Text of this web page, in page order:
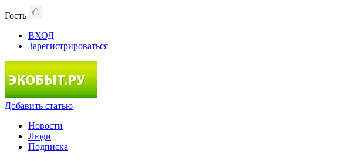
Гость
ВХОД
Зарегистрироваться
Добавить статью
Новости
Люди
Подписка